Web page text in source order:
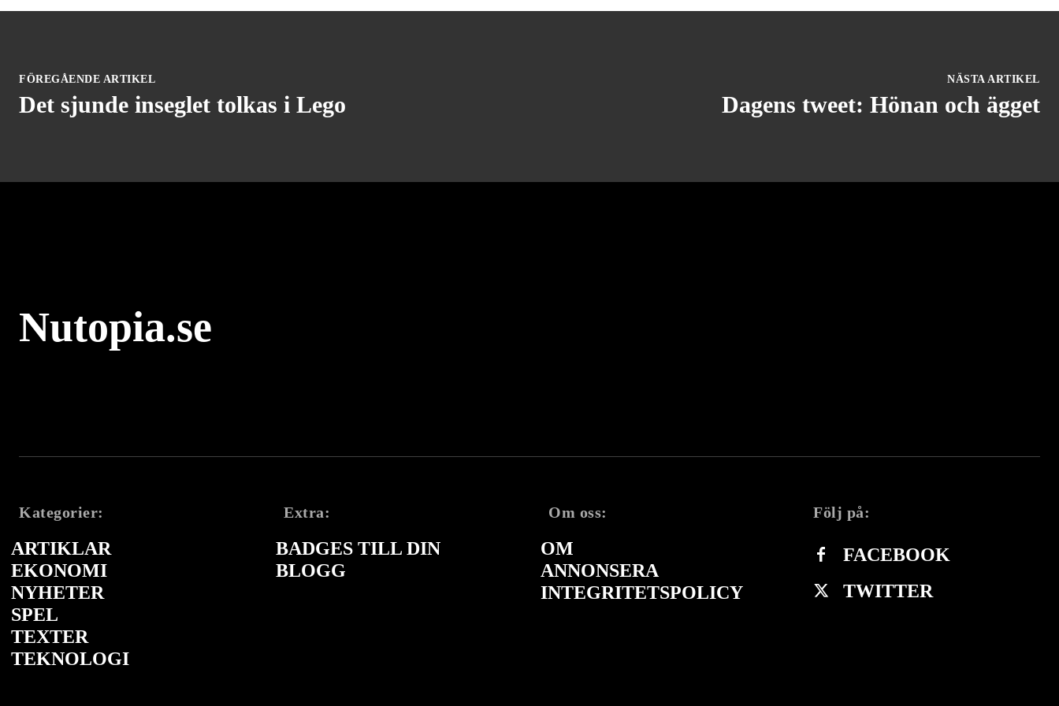
FÖREGÅENDE ARTIKEL
Det sjunde inseglet tolkas i Lego
NÄSTA ARTIKEL
Dagens tweet: Hönan och ägget
Nutopia.se
Kategorier:
ARTIKLAR
EKONOMI
NYHETER
SPEL
TEXTER
TEKNOLOGI
Extra:
BADGES TILL DIN
BLOGG
Om oss:
OM
ANNONSERA
INTEGRITETSPOLICY
Följ på:
FACEBOOK
TWITTER